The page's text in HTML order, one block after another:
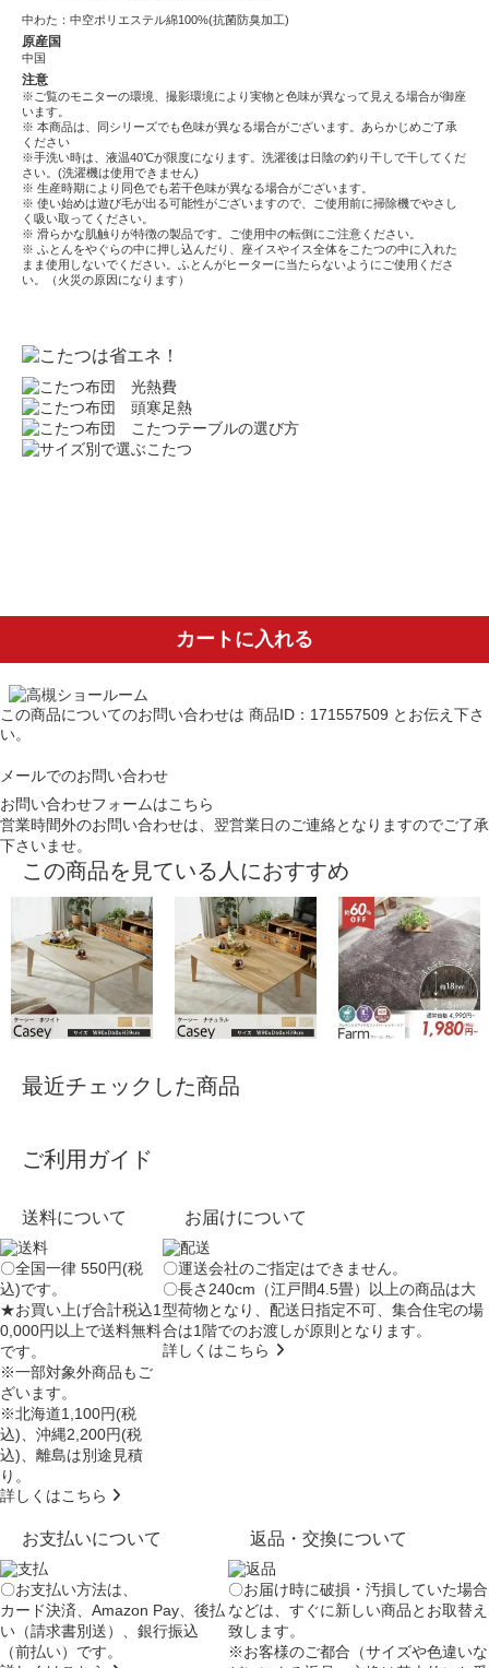
中わた：中空ポリエステル綿100%(抗菌防臭加工)
原産国
中国
注意
※ご覧のモニターの環境、撮影環境により実物と色味が異なって見える場合が御座
います。
※ 本商品は、同シリーズでも色味が異なる場合がございます。あらかじめご了承
ください
※手洗い時は、液温40℃が限度になります。洗濯後は日陰の釣り干しで干してくだ
さい。(洗濯機は使用できません)
※ 生産時期により同色でも若干色味が異なる場合がございます。
※ 使い始めは遊び毛が出る可能性がございますので、ご使用前に掃除機でやさし
く吸い取ってください。
※ 滑らかな肌触りが特徴の製品です。ご使用中の転倒にご注意ください。
※ ふとんをやぐらの中に押し込んだり、座イスやイス全体をこたつの中に入れた
まま使用しないでください。ふとんがヒーターに当たらないようにご使用くださ
い。（火災の原因になります）
カートに入れる
この商品についてのお問い合わせは 商品ID：171557509 とお伝え下さ
い。
メールでのお問い合わせ
お問い合わせフォームはこちら
営業時間外のお問い合わせは、翌営業日のご連絡となりますのでご了承
下さいませ。
この商品を見ている人におすすめ
最近チェックした商品
ご利用ガイド
送料について
〇全国一律 550円(税
込)です。
★お買い上げ合計税込1
0,000円以上で送料無料
です。
※一部対象外商品もご
ざいます。
※北海道1,100円(税
込)、沖縄2,200円(税
込)、離島は別途見積
り。
詳しくはこちら
お届けについて
〇運送会社のご指定はできません。
〇長さ240cm（江戸間4.5畳）以上の商品は大
型荷物となり、配送日指定不可、集合住宅の場
合は1階でのお渡しが原則となります。
詳しくはこちら
お支払いについて
〇お支払い方法は、
カード決済、Amazon Pay、後払
い（請求書別送）、銀行振込
（前払い）です。
返品・交換について
〇お届け時に破損・汚損していた場合
などは、すぐに新しい商品とお取替え
致します。
※お客様のご都合（サイズや色違いな